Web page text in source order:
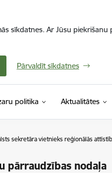
sīkdatnes. Ar Jūsu
Pārvaldīt sīkdatnes
politika Aktualitātes
sekretāra vietnieks reģionālās
pārraudzības nodaļa